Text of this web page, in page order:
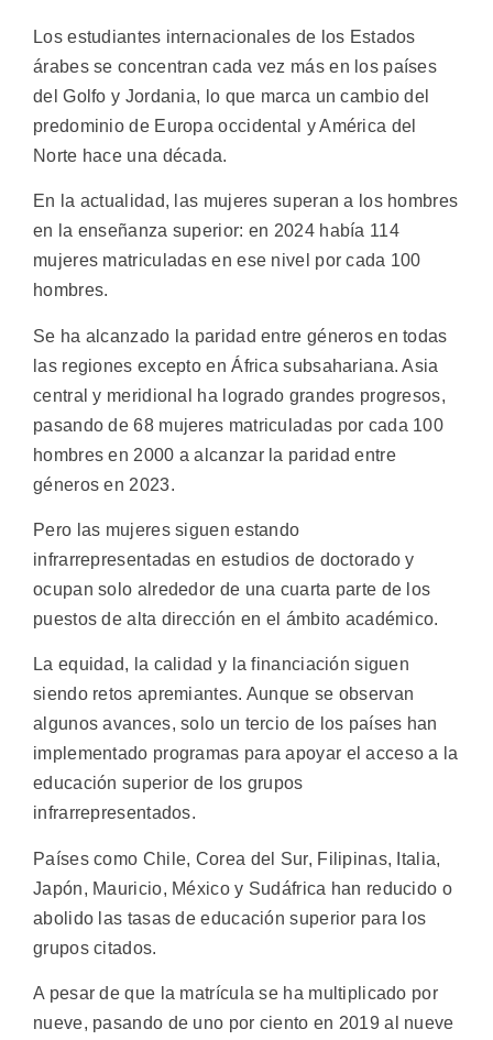
Los estudiantes internacionales de los Estados
árabes se concentran cada vez más en los países
del Golfo y Jordania, lo que marca un cambio del
predominio de Europa occidental y América del
Norte hace una década.
En la actualidad, las mujeres superan a los hombres
en la enseñanza superior: en 2024 había 114
mujeres matriculadas en ese nivel por cada 100
hombres.
Se ha alcanzado la paridad entre géneros en todas
las regiones excepto en África subsahariana. Asia
central y meridional ha logrado grandes progresos,
pasando de 68 mujeres matriculadas por cada 100
hombres en 2000 a alcanzar la paridad entre
géneros en 2023.
Pero las mujeres siguen estando
infrarrepresentadas en estudios de doctorado y
ocupan solo alrededor de una cuarta parte de los
puestos de alta dirección en el ámbito académico.
La equidad, la calidad y la financiación siguen
siendo retos apremiantes. Aunque se observan
algunos avances, solo un tercio de los países han
implementado programas para apoyar el acceso a la
educación superior de los grupos
infrarrepresentados.
Países como Chile, Corea del Sur, Filipinas, Italia,
Japón, Mauricio, México y Sudáfrica han reducido o
abolido las tasas de educación superior para los
grupos citados.
A pesar de que la matrícula se ha multiplicado por
nueve, pasando de uno por ciento en 2019 al nueve